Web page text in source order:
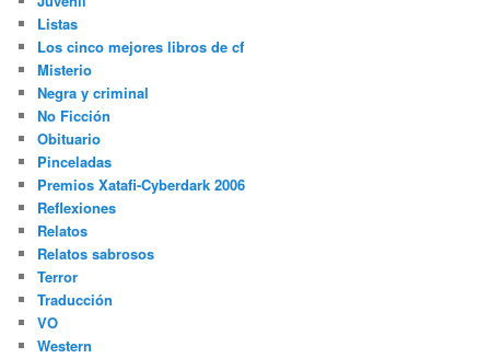
Listas
Los cinco mejores libros de cf
Misterio
Negra y criminal
No Ficción
Obituario
Pinceladas
Premios Xatafi-Cyberdark 2006
Reflexiones
Relatos
Relatos sabrosos
Terror
Traducción
VO
Western